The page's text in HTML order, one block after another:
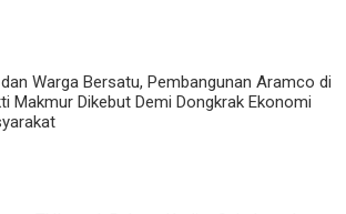
Warga Bersatu, Pembangunan Aramco di
Makmur Dikebut Demi Dongkrak Ekonomi